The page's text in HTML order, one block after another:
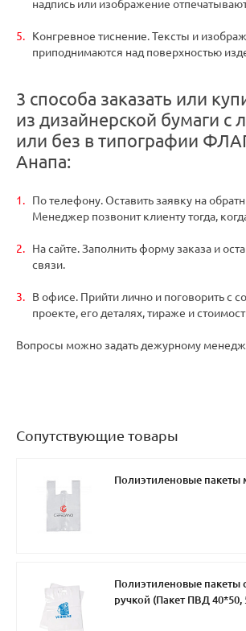
надпись или изображение
Конгревное тиснение. Тексты и
приподнимаются над поверхностью
3 способа заказать или
из дизайнерской бумаги с
или без в типографии
Анапа:
По телефону. Оставить заявку на
Менеджер позвонит клиенту тогда,
На сайте. Заполнить форму заказа и
связи.
В офисе. Прийти лично и поговорить с
проекте, его деталях, тираже и
Вопросы можно задать дежурному
Сопутствующие товары
Полиэтиленовые пакеты
Полиэтиленовые пакеты
ручкой (Пакет ПВД 40*50,